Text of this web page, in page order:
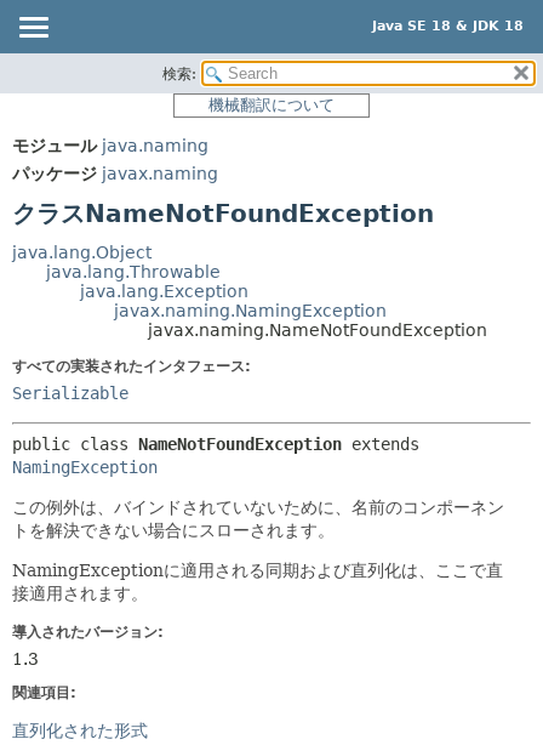
Java SE 18 & JDK 18
パッケージ
使用
ツリー
プレビュー
非推奨
ヘルプ
サマリー:
ネスト済
メソッド
フィールド
検索:
機械翻訳について
モジュール java.naming
パッケージ javax.naming
クラスNameNotFoundException
java.lang.Object
java.lang.Throwable
java.lang.Exception
javax.naming.NamingException
javax.naming.NameNotFoundException
すべての実装されたインタフェース:
Serializable
public class NameNotFoundException
NamingException
この例外は、バインドされていないために、名前のコンポーネン
トを解決できない場合にスローされます。
NamingExceptionに適用される同期および直列化は、ここで直
接適用されます。
導入されたバージョン:
1.3
関連項目:
直列化された形式